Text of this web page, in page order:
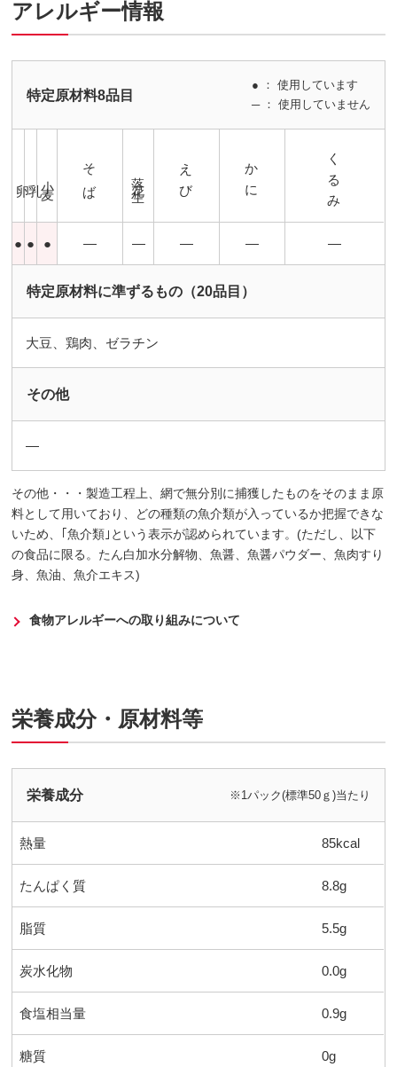
アレルギー情報
特定原材料8品目
● ： 使用しています
─ ： 使用していません
そば 落花生 えび かに くるみ
● ● ● ― ― ― ― ―
特定原材料に準ずるもの（20品目）
大豆、鶏肉、ゼラチン
その他
―
その他・・・製造工程上、網で無分別に捕獲したものをそのまま原
料として用いており、どの種類の魚介類が入っているか把握できな
いため、｢魚介類｣という表示が認められています。(ただし、以下
の食品に限る。たん白加水分解物、魚醤、魚醤パウダー、魚肉すり
身、魚油、魚介エキス)
食物アレルギーへの取り組みについて
栄養成分・原材料等
栄養成分 ※1パック(標準50ｇ)当たり
熱量 85kcal
たんぱく質 8.8g
脂質 5.5g
炭水化物 0.0g
食塩相当量 0.9g
糖質 0g